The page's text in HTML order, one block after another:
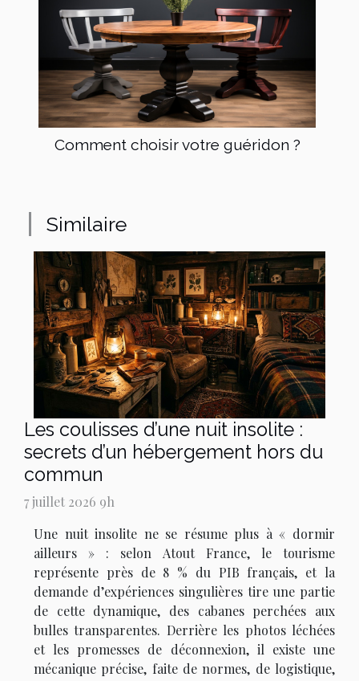
Comment choisir votre guéridon ?
Similaire
Les coulisses d’une nuit insolite :
secrets d’un hébergement hors du
commun
7 juillet 2026 9h
Une nuit insolite ne se résume plus à « dormir
ailleurs » : selon Atout France, le tourisme
représente près de 8 % du PIB français, et la
demande d’expériences singulières tire une partie
de cette dynamique, des cabanes perchées aux
bulles transparentes. Derrière les photos léchées
et les promesses de déconnexion, il existe une
mécanique précise, faite de normes, de logistique,